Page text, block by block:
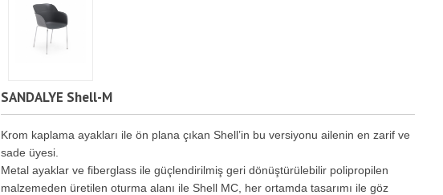
SANDALYE Shell-M
Krom kaplama ayakları ile ön plana çıkan Shell’in bu versiyonu ailenin en zarif ve
sade üyesi.
Metal ayaklar ve fiberglass ile güçlendirilmiş geri dönüştürülebilir polipropilen
malzemeden üretilen oturma alanı ile Shell MC, her ortamda tasarımı ile göz